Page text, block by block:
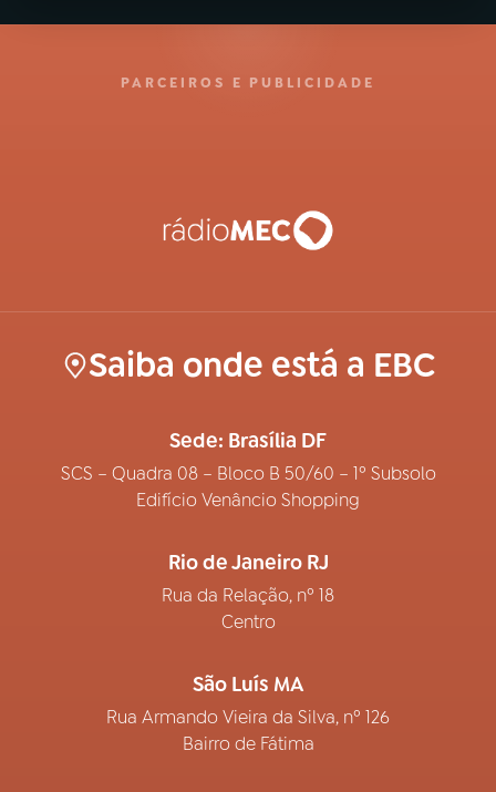
PARCEIROS E PUBLICIDADE
Saiba onde está a EBC
Sede: Brasília DF
SCS – Quadra 08 – Bloco B 50/60 – 1º Subsolo
Edifício Venâncio Shopping
Rio de Janeiro RJ
Rua da Relação, nº 18
Centro
São Luís MA
Rua Armando Vieira da Silva, nº 126
Bairro de Fátima